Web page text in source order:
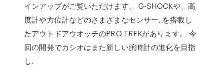
インアップがご覧いただけます。 G-SHOCKや、高
度計や方位計などのさまざまなセンサー. を搭載し
たアウトドアウオッチのPRO TREKがあります。 今
回の開発でカシオはまた新しい腕時計の進化を目指
し.